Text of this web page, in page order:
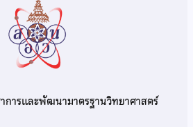
การและพัฒนามาตรฐานวิทยาศาสตร์